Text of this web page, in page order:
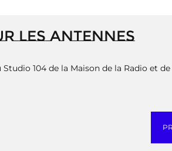
LES ANTENNES
104 de la Maison de la Radio et